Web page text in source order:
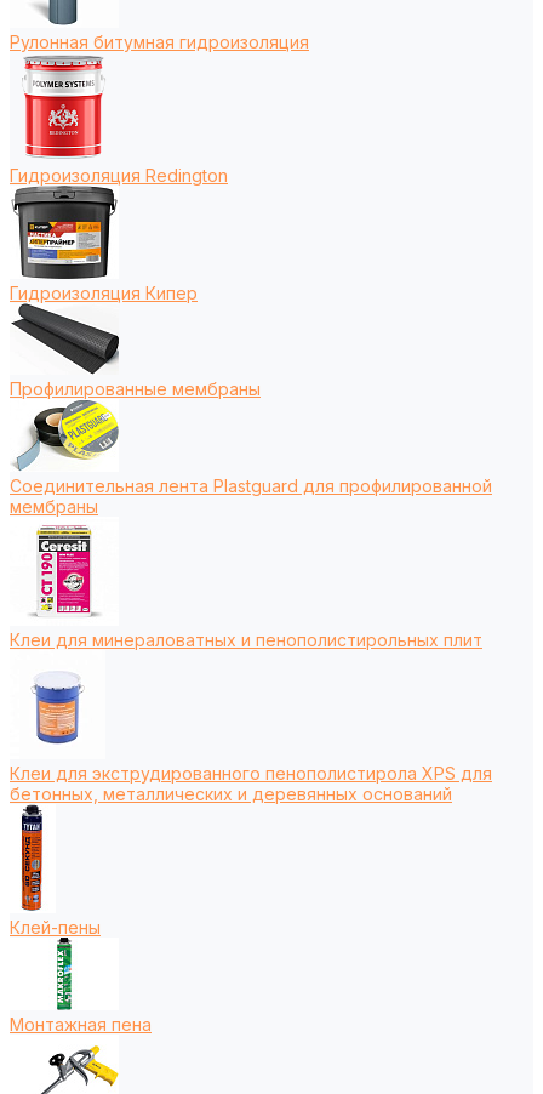
Рулонная битумная гидроизоляция
Гидроизоляция Redington
Гидроизоляция Кипер
Профилированные мембраны
Соединительная лента Plastguard для профилированной
мембраны
Клеи для минераловатных и пенополистирольных плит
Клеи для экструдированного пенополистирола XPS для
бетонных, металлических и деревянных оснований
Клей-пены
Монтажная пена